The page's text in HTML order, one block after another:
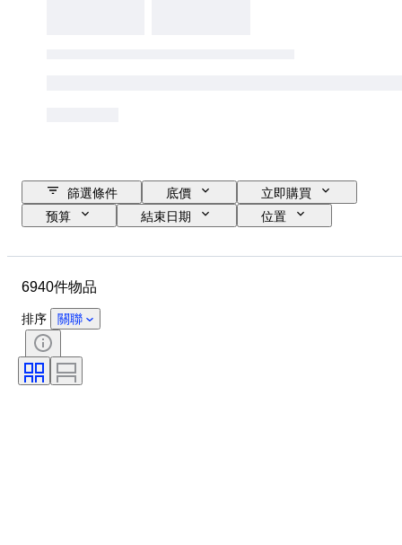
篩選條件 底價
立即購買
预算
結束日期
位置
寶石
款式
顏色等級
物品尺碼
鑽石類型
6940件物品
排序 關聯